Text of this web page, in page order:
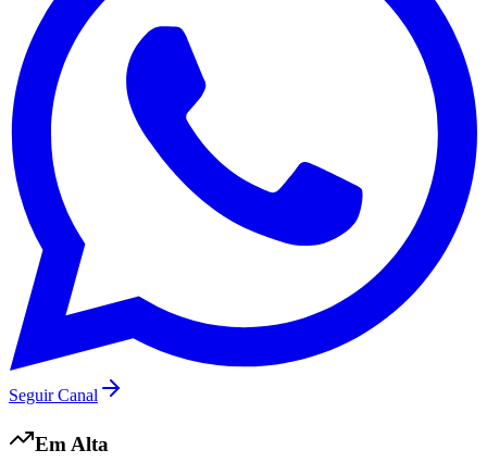
Santos
Seguir Canal
Em Alta